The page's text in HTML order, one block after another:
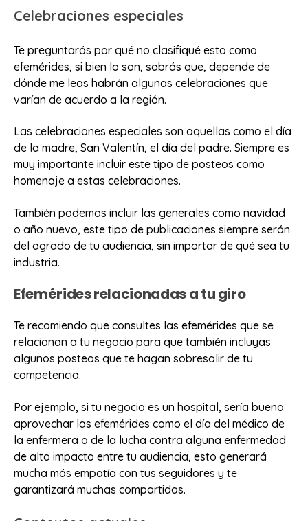
Celebraciones especiales
Te preguntarás por qué no clasifiqué esto como
efemérides, si bien lo son, sabrás que, depende de
dónde me leas habrán algunas celebraciones que
varían de acuerdo a la región.
Las celebraciones especiales son aquellas como el día
de la madre, San Valentín, el día del padre. Siempre es
muy importante incluir este tipo de posteos como
homenaje a estas celebraciones.
También podemos incluir las generales como navidad
o año nuevo, este tipo de publicaciones siempre serán
del agrado de tu audiencia, sin importar de qué sea tu
industria.
Efemérides relacionadas a tu giro
Te recomiendo que consultes las efemérides que se
relacionan a tu negocio para que también incluyas
algunos posteos que te hagan sobresalir de tu
competencia.
Por ejemplo, si tu negocio es un hospital, sería bueno
aprovechar las efemérides como el día del médico de
la enfermera o de la lucha contra alguna enfermedad
de alto impacto entre tu audiencia, esto generará
mucha más empatía con tus seguidores y te
garantizará muchas compartidas.